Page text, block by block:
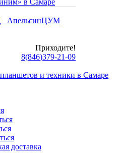
АпельсинЦУМ
Приходите!
8(846)379-21-09
и техники в Самаре
доставка